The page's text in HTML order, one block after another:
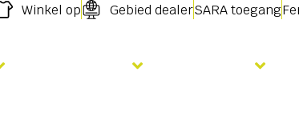
Winkel op Gebied dealerSARA toegang